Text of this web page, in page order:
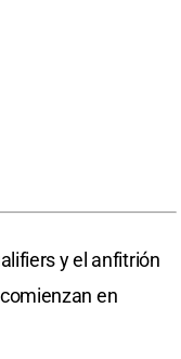
y el anfitrión
en